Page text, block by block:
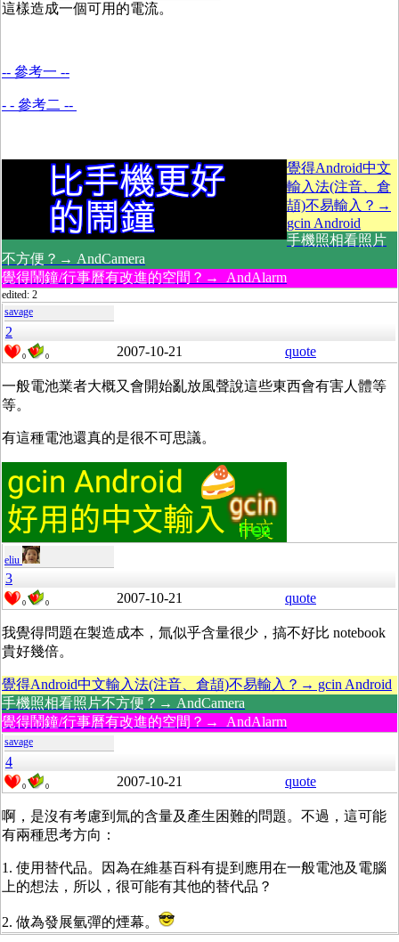
這樣造成一個可用的電流。
-- 參考一 --
- - 參考二 --
覺得Android中文
輸入法(注音、倉
頡)不易輸入？→
gcin Android
手機照相看照片
不方便？→ AndCamera
覺得鬧鐘/行事曆有改進的空間？→ AndAlarm
edited: 2
savage
2
0 0 2007-10-21 quote
一般電池業者大概又會開始亂放風聲說這些東西會有害人體等
等。
有這種電池還真的是很不可思議。
eliu
3
0 0 2007-10-21 quote
我覺得問題在製造成本，氚似乎含量很少，搞不好比 notebook
貴好幾倍。
覺得Android中文輸入法(注音、倉頡)不易輸入？→ gcin Android
手機照相看照片不方便？→ AndCamera
覺得鬧鐘/行事曆有改進的空間？→ AndAlarm
savage
4
0 0 2007-10-21 quote
啊，是沒有考慮到氚的含量及產生困難的問題。不過，這可能
有兩種思考方向：
1. 使用替代品。因為在維基百科有提到應用在一般電池及電腦
上的想法，所以，很可能有其他的替代品？
2. 做為發展氫彈的煙幕。